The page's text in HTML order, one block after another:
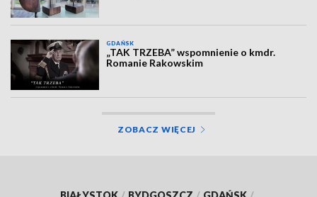
GDAŃSK
„TAK TRZEBA” wspomnienie o kmdr.
Romanie Rakowskim
ZOBACZ WIĘCEJ